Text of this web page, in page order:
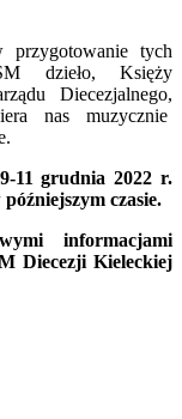
przygotowanie tych
dzieło, Księży
Diecezjalnego,
nas muzycznie
11 grudnia 2022 r.
czasie.
informacjami
Diecezji Kieleckiej